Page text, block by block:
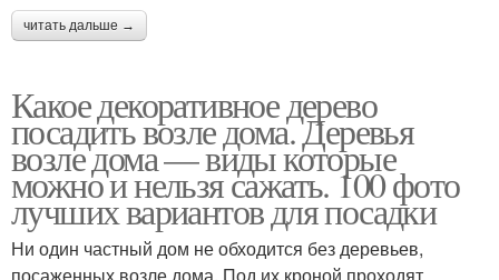
читать дальше →
Какое декоративное дерево
посадить возле дома. Деревья
возле дома — виды которые
можно и нельзя сажать. 100 фото
лучших вариантов для посадки
Ни один частный дом не обходится без деревьев,